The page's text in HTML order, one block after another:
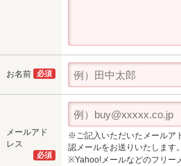
お名前 必須
メールアド
レス
必須
※ご記入いただいたメールア
認メールをお送りいたします。
※Yahoo!メールなどのフリー